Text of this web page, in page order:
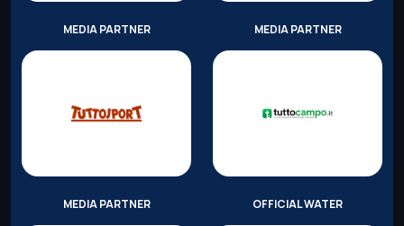
MEDIA PARTNER MEDIA PARTNER
MEDIA PARTNER OFFICIAL WATER